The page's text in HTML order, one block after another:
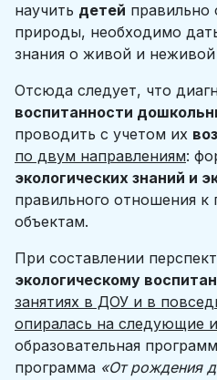
научить детей правильно
природы, необходимо
знания о живой и
Отсюда следует, что
воспитанности
проводить с учетом их
по двум направлениям:
экологических знаний и
правильного отношения
объектам.
При составлении
экологическому
занятиях в ДОУ и в
опиралась на следующие
образовательная
программа «От рождения